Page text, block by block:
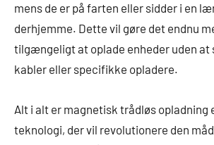
mens de er på farten eller sidder i en
derhjemme. Dette vil gøre det endnu
tilgængeligt at oplade enheder uden
kabler eller specifikke opladere.
Alt i alt er magnetisk trådløs opladning
teknologi, der vil revolutionere den